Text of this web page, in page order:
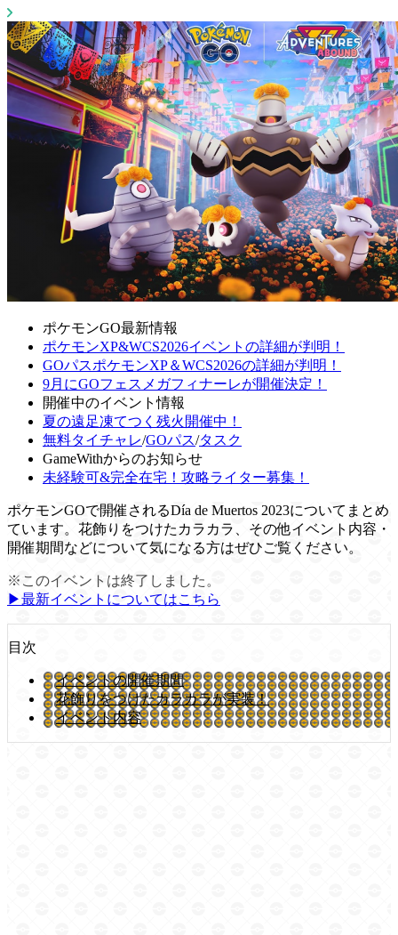
ポケモンGO最新情報
ポケモンXP&WCS2026イベントの詳細が判明！
GOパスポケモンXP＆WCS2026の詳細が判明！
9月にGOフェスメガフィナーレが開催決定！
開催中のイベント情報
夏の遠足凍てつく残火開催中！
無料タイチャレ/GOパス/タスク
GameWithからのお知らせ
未経験可&完全在宅！攻略ライター募集！
ポケモンGOで開催されるDía de Muertos 2023についてまとめ
ています。花飾りをつけたカラカラ、その他イベント内容・
開催期間などについて気になる方はぜひご覧ください。
※このイベントは終了しました。
▶︎最新イベントについてはこちら
目次
イベントの開催期間
花飾りをつけたカラカラが実装！
イベント内容